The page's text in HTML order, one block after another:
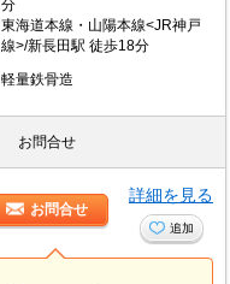
分
東海道本線・山陽本線<JR神戸
線>/新長田駅 徒歩18分
軽量鉄骨造
お問合せ
お問合せ
詳細を見る
追加